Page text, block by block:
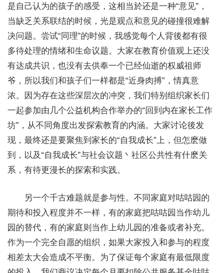
是自己认为的孩子的感受，这相当於还是一种“意见”，
当缺乏关系联结的时候，光是观点和意见的碰撞很难解
决问题。尝试“同理”的时候，我感觉每个人背後都有很
多待处理的情绪和生命议题。大家在教育价值观上还没
有达成共识，也没有去供奉一个已经仙逝的权威祖师
爷，所以我们和孩子们一样都是“近身肉搏”，情真意
浓。因为存在这些深层次的冲突，我们特别组织家长们
一起参加由几个公益机构合作举办的“回到内在家长工作
坊”，从不同角度出发探索教育的内涵。大家讨论後发
现，最终还是要聚焦到家长的“自我成长”上，但怎麽做
到，以及“自我成长”与社会议题丶社区公共性有什麽关
系，有待更漫长的探索和实践。
另一个千古难题就是参与性。不同家庭对咕咕园的
期待和投入程度并不一样，有的家庭把咕咕园当作幼儿
园的替代，有的家庭则当作上幼儿园的准备或者补充。
作为一个完全自愿的组织，如果大家投入和参与的程度
相差太大会造成不平衡。为了保证每个家庭有最低限度